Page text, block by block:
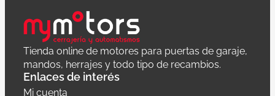
Tienda online de motores para puertas de garaje,
mandos, herrajes y todo tipo de recambios.
Enlaces de interés
Mi cuenta